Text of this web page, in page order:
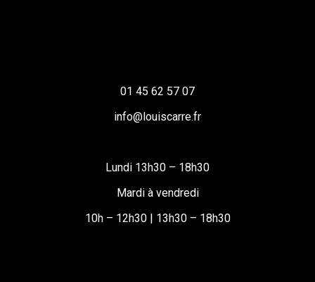
01 45 62 57 07
info@louiscarre.fr
Lundi 13h30 – 18h30
Mardi à vendredi
10h – 12h30 | 13h30 – 18h30